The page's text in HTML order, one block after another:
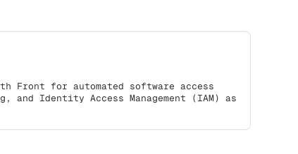
Front for automated software access
and Identity Access Management (IAM) as